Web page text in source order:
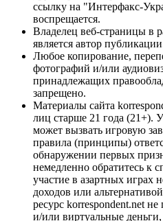
ссылку на "Интерфакс-
воспрещается.
Владелец веб-страницы в
является автор
Любое копирование,
фотографий и/или
принадлежащих
запрещено.
Материалы сайта
лиц старше 21 года (21+).
может вызвать игровую
правила (принципы)
обнаружении первых
немедленно обратитесь к
участие в азартных играх
доходов или
ресурс korrespondent.net
и/или виртуальные